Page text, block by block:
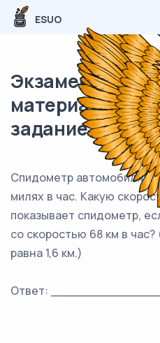
ESUO
материал ЕГЭ /
задание / 273
Спидометр автомобиля
милях в час. Какую
показывает спидометр,
со скоростью 68 км в
равна 1,6 км.)
Ответ: